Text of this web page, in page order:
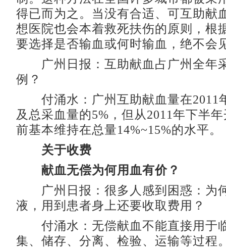
得已而为之。当没有合适、可互助献
想医院也会本着救死扶伤的原则，根
要选择是否输血或何时输血，绝不会
广州日报：互助献血占广州全年
例？
付涌水：广州互助献血量在2011
及总采血量的5%，但从2011年下半
前基本维持在总量14%~15%的水平。
关于收费
献血无偿为何用血有价？
广州日报：很多人感到困惑：为
液，用到患者身上还要收取费用？
付涌水：无偿献血不能直接用于
集、储存、分离、检验、运输等过程